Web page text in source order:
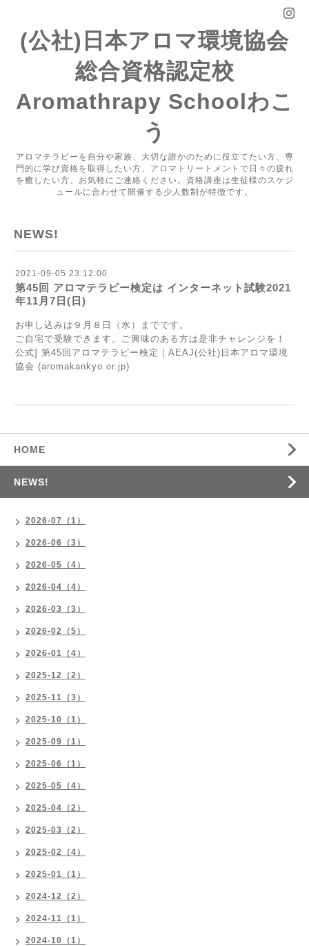
(公社)日本アロマ環境協会
総合資格認定校
Aromathrapy Schoolわこ
う
アロマテラピーを自分や家族、大切な誰かのために役立てたい方、専
門的に学び資格を取得したい方、アロマトリートメントで日々の疲れ
を癒したい方、お気軽にご連絡ください。資格講座は生徒様のスケジ
ュールに合わせて開催する少人数制が特徴です。
NEWS!
2021-09-05 23:12:00
第45回 アロマテラピー検定は インターネット試験2021
年11月7日(日)
お申し込みは９月８日（水）までです。
ご自宅で受験できます。ご興味のある方は是非チャレンジを！
公式] 第45回アロマテラピー検定｜AEAJ(公社)日本アロマ環境
協会 (aromakankyo.or.jp)
HOME
NEWS!
2026-07（1）
2026-06（3）
2026-05（4）
2026-04（4）
2026-03（3）
2026-02（5）
2026-01（4）
2025-12（2）
2025-11（3）
2025-10（1）
2025-09（1）
2025-06（1）
2025-05（4）
2025-04（2）
2025-03（2）
2025-02（4）
2025-01（1）
2024-12（2）
2024-11（1）
2024-10（1）